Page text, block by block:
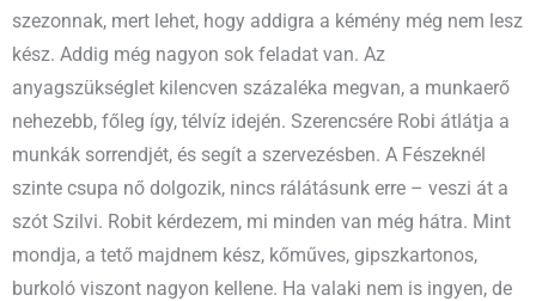
szezonnak, mert lehet, hogy addigra a kémény még nem lesz
kész. Addig még nagyon sok feladat van. Az
anyagszükséglet kilencven százaléka megvan, a munkaerő
nehezebb, főleg így, télvíz idején. Szerencsére Robi átlátja a
munkák sorrendjét, és segít a szervezésben. A Fészeknél
szinte csupa nő dolgozik, nincs rálátásunk erre – veszi át a
szót Szilvi. Robit kérdezem, mi minden van még hátra. Mint
mondja, a tető majdnem kész, kőműves, gipszkartonos,
burkoló viszont nagyon kellene. Ha valaki nem is ingyen, de